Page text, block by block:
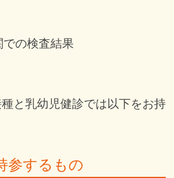
の検査結果
と乳幼児健診では以下をお持
参するもの